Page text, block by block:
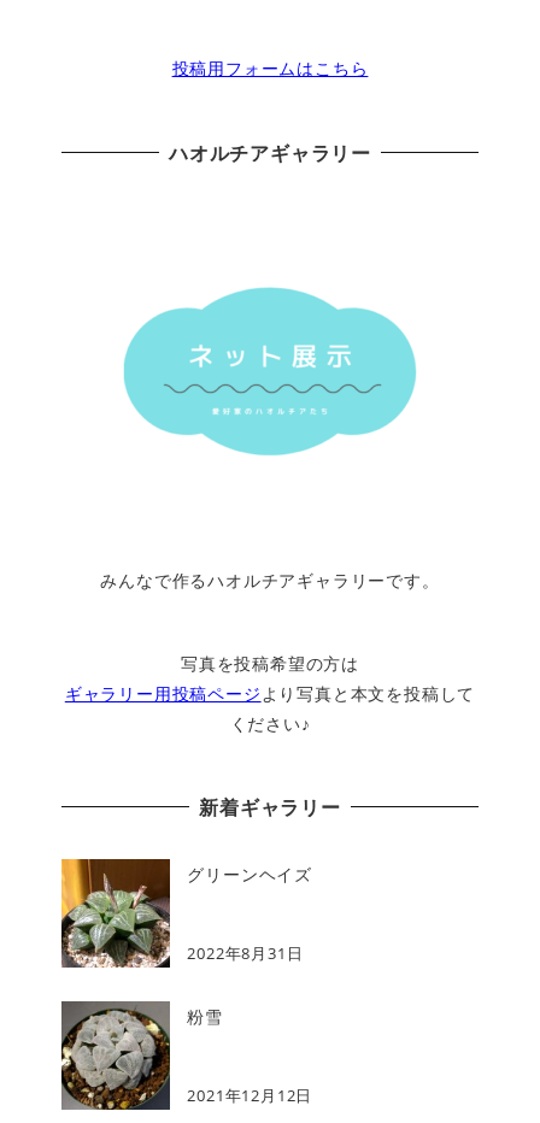
投稿用フォームはこちら
ハオルチアギャラリー
みんなで作るハオルチアギャラリーです。
写真を投稿希望の方は
ギャラリー用投稿ページ より写真と本文を投稿して
ください♪
新着ギャラリー
グリーンヘイズ
2022年8月31日
粉雪
2021年12月12日